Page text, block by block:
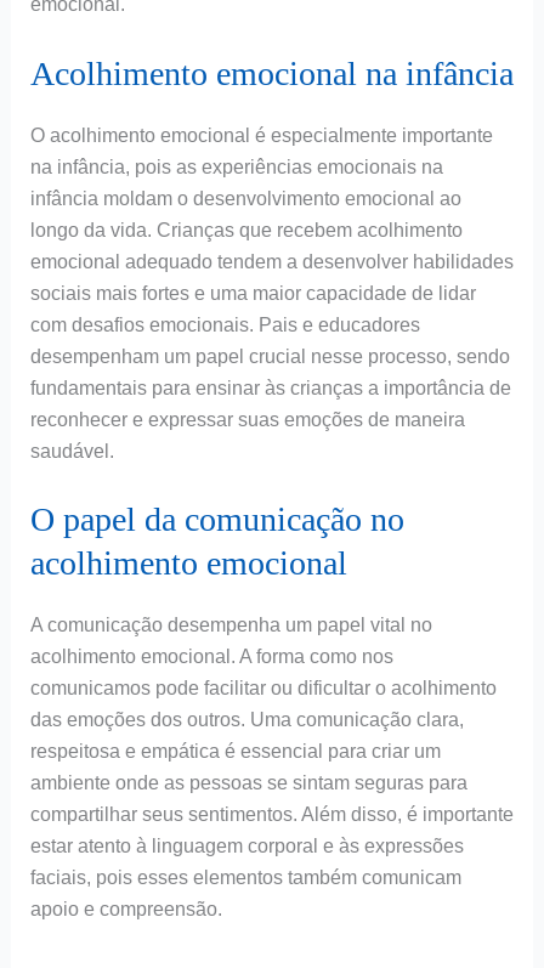
emocional.
Acolhimento emocional na infância
O acolhimento emocional é especialmente importante
na infância, pois as experiências emocionais na
infância moldam o desenvolvimento emocional ao
longo da vida. Crianças que recebem acolhimento
emocional adequado tendem a desenvolver habilidades
sociais mais fortes e uma maior capacidade de lidar
com desafios emocionais. Pais e educadores
desempenham um papel crucial nesse processo, sendo
fundamentais para ensinar às crianças a importância de
reconhecer e expressar suas emoções de maneira
saudável.
O papel da comunicação no
acolhimento emocional
A comunicação desempenha um papel vital no
acolhimento emocional. A forma como nos
comunicamos pode facilitar ou dificultar o acolhimento
das emoções dos outros. Uma comunicação clara,
respeitosa e empática é essencial para criar um
ambiente onde as pessoas se sintam seguras para
compartilhar seus sentimentos. Além disso, é importante
estar atento à linguagem corporal e às expressões
faciais, pois esses elementos também comunicam
apoio e compreensão.